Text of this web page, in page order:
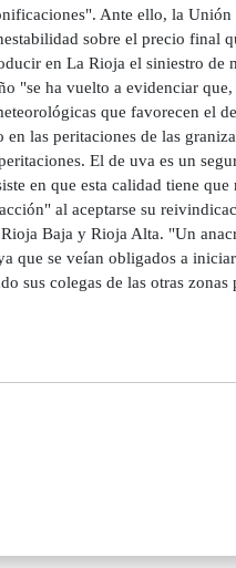
Ante ello, la
sobre el precio final
en La Rioja el siniestro de
"se ha vuelto a evidenciar
que favorecen el
las peritaciones de las
El de uva es un
en que esta calidad tiene que
al aceptarse su
Baja y Rioja Alta. "Un
que se veían obligados a
sus colegas de las otras zonas